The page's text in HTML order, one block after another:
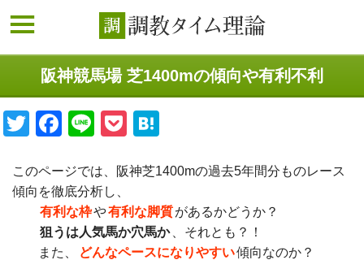
阪神競馬場 芝1400mの傾向や有利不利
TwitterFacebook
LinePocket
このページでは、阪神芝1400mの過去5年間分ものレース
傾向を徹底分析し、
有利な枠や有利な脚質があるかどうか？
狙うは人気馬か穴馬か
、それとも？！
また、
どんなペースになりやすい傾向なのか？